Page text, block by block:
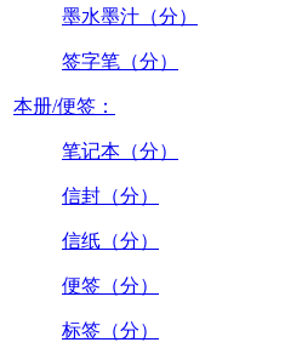
墨水墨汁（分）
签字笔（分）
本册/便签：
笔记本（分）
信封（分）
信纸（分）
便签（分）
标签（分）